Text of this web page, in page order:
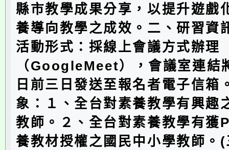
縣市教學成果分享，以提升遊戲
養導向教學之成效。二、研習資
活動形式：採線上會議方式辦理
（GoogleMeet），會議室連結
日前三日發送至報名者電子信箱
象：１、全台對素養教學有興趣
教師。２、全台對素養教學有獲
養教材授權之國民中小學教師。